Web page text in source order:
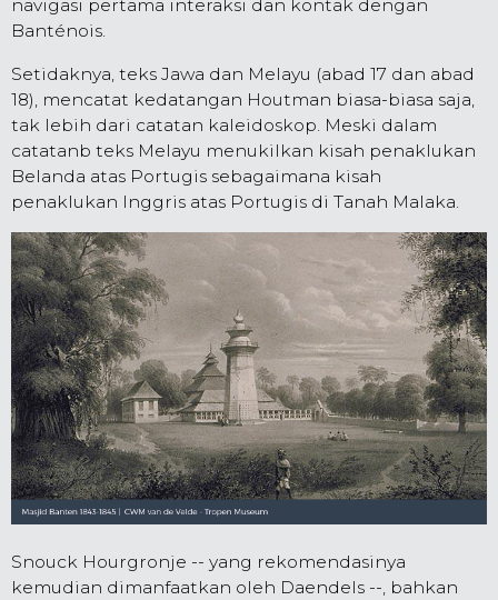
navigasi pertama interaksi dan kontak dengan
Banténois.
Setidaknya, teks Jawa dan Melayu (abad 17 dan abad
18), mencatat kedatangan Houtman biasa-biasa saja,
tak lebih dari catatan kaleidoskop. Meski dalam
catatanb teks Melayu menukilkan kisah penaklukan
Belanda atas Portugis sebagaimana kisah
penaklukan Inggris atas Portugis di Tanah Malaka.
Snouck Hourgronje -- yang rekomendasinya
kemudian dimanfaatkan oleh Daendels --, bahkan